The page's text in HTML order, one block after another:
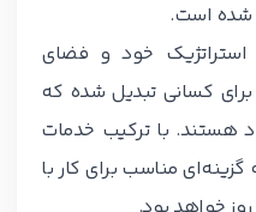
شده است.
خود و فضای
کسانی تبدیل شده که
هستند. با ترکیب خدمات
مناسب برای کار با